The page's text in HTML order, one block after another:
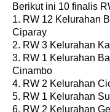
Berikut ini 10 finalis
1. RW 12 Kelurahan
Ciparay
2. RW 3 Kelurahan
3. RW 1 Kelurahan
Cinambo
4. RW 2 Kelurahan
5. RW 1 Kelurahan
6. RW 2 Kelurahan